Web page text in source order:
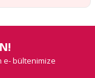
e- bültenimize